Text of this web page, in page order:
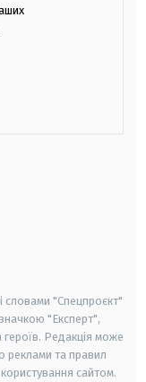
словами "Спецпроєкт"
"Експерт",
Редакція може
реклами та правил
сайтом.